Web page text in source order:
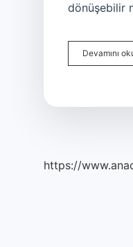
dönüşebilir
Devamını
https://